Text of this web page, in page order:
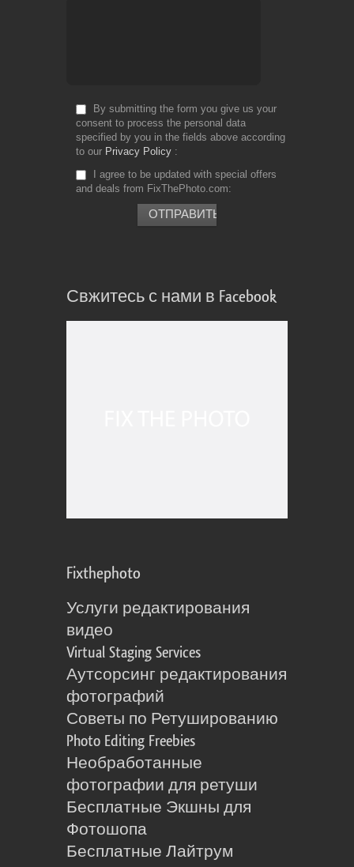
By submitting the form you give us your
consent to process the personal data
specified by you in the fields above according
to our Privacy Policy
I agree to be updated with special offers
and deals from FixThePhoto.com
Свжитесь с нами в Facebook
Fixthephoto
Услуги редактирования
видео
Virtual Staging Services
Аутсорсинг редактирования
фотографий
Советы по Ретушированию
Photo Editing Freebies
Необработанные
фотографии для ретуши
Бесплатные Экшны для
Фотошопа
Бесплатные Лайтрум